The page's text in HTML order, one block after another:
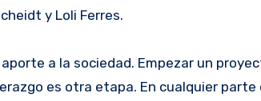
y Loli Ferres.
a la sociedad. Empezar un
es otra etapa. En cualquier